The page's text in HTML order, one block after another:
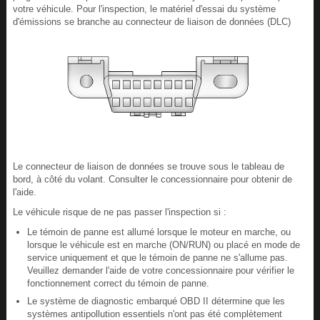
votre véhicule. Pour l'inspection, le matériel d'essai du système
d'émissions se branche au connecteur de liaison de données (DLC)
Le connecteur de liaison de données se trouve sous le tableau de
bord, à côté du volant. Consulter le concessionnaire pour obtenir de
l'aide.
Le véhicule risque de ne pas passer l'inspection si :
Le témoin de panne est allumé lorsque le moteur en marche, ou
lorsque le véhicule est en marche (ON/RUN) ou placé en mode de
service uniquement et que le témoin de panne ne s'allume pas.
Veuillez demander l'aide de votre concessionnaire pour vérifier le
fonctionnement correct du témoin de panne.
Le système de diagnostic embarqué OBD II détermine que les
systèmes antipollution essentiels n'ont pas été complètement